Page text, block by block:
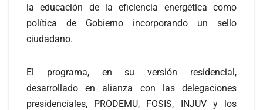
la educación de la eficiencia energética como
política de Gobierno incorporando un sello
ciudadano.
El programa, en su versión residencial,
desarrollado en alianza con las delegaciones
presidenciales, PRODEMU, FOSIS, INJUV y los